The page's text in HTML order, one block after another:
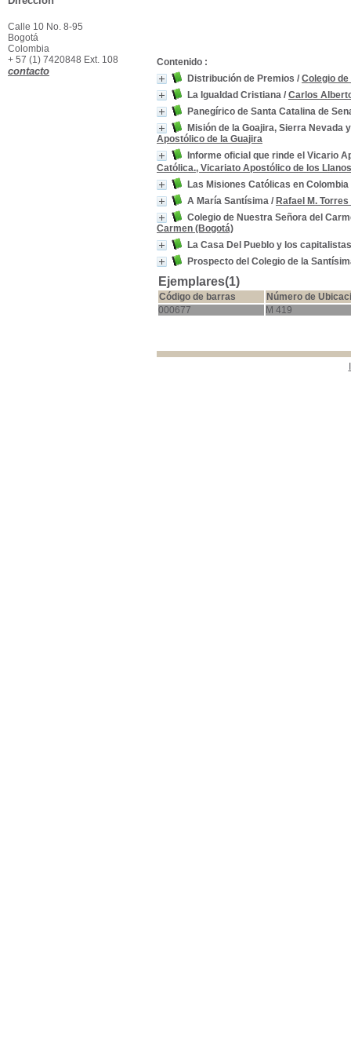
Contenido :
Distribución de Premios / Colegio
La Igualdad Cristiana / Carlos
Panegírico de Santa Catalina de
Misión de la Goajira, Sierra
Apostólico de la Guajira
Informe oficial que rinde el Vicario
Católica., Vicariato Apostólico de los
Las Misiones Católicas en Colombia
A María Santísima / Rafael M.
Colegio de Nuestra Señora del
Carmen (Bogotá)
La Casa Del Pueblo y los
Prospecto del Colegio de la
Ejemplares(1)
Código de barras
Número de
000677
M 419
Calle 10 No. 8-95
Bogotá
Colombia
+ 57 (1) 7420848 Ext. 108
contacto